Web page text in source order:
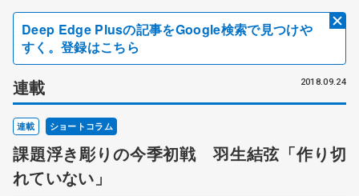
Deep Edge Plusの記事をGoogle検索で見つけや
すく。登録はこちら
連載 2018.09.24
連載 ショートコラム
課題浮き彫りの今季初戦 羽生結弦「作り切
れていない」